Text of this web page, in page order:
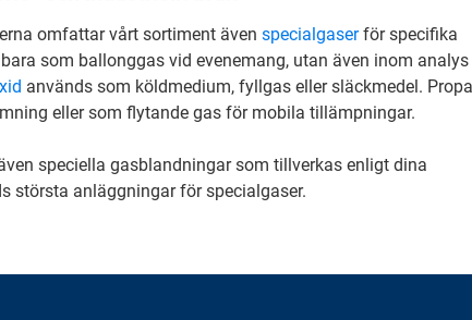
omfattar vårt sortiment även specialgaserför specifika
som ballonggas vid evenemang, utan även inom
används som köldmedium, fyllgas eller släckmedel.
eller som flytande gas för mobila tillämpningar.
speciella gasblandningar som tillverkas enligt dina
största anläggningar för specialgaser.